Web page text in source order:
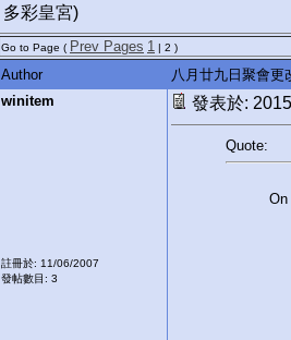
多彩皇宮)
Go to Page ( Prev Pages 1 | 2 )
Author
八月廿九日聚會更
winitem
註冊於: 11/06/2007
發帖數目: 3
發表於:
Quote:
On